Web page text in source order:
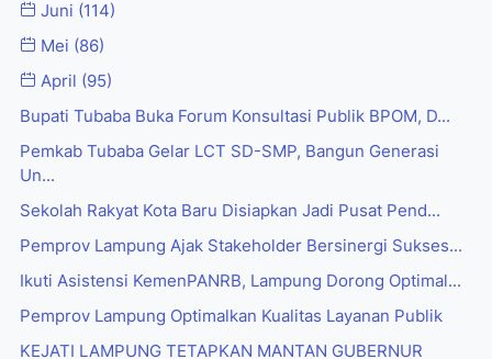
Juni (114)
Mei (86)
April (95)
Bupati Tubaba Buka Forum Konsultasi Publik BPOM, D...
Pemkab Tubaba Gelar LCT SD-SMP, Bangun Generasi
Un...
Sekolah Rakyat Kota Baru Disiapkan Jadi Pusat Pend...
Pemprov Lampung Ajak Stakeholder Bersinergi Sukses...
Ikuti Asistensi KemenPANRB, Lampung Dorong Optimal...
Pemprov Lampung Optimalkan Kualitas Layanan Publik
KEJATI LAMPUNG TETAPKAN MANTAN GUBERNUR